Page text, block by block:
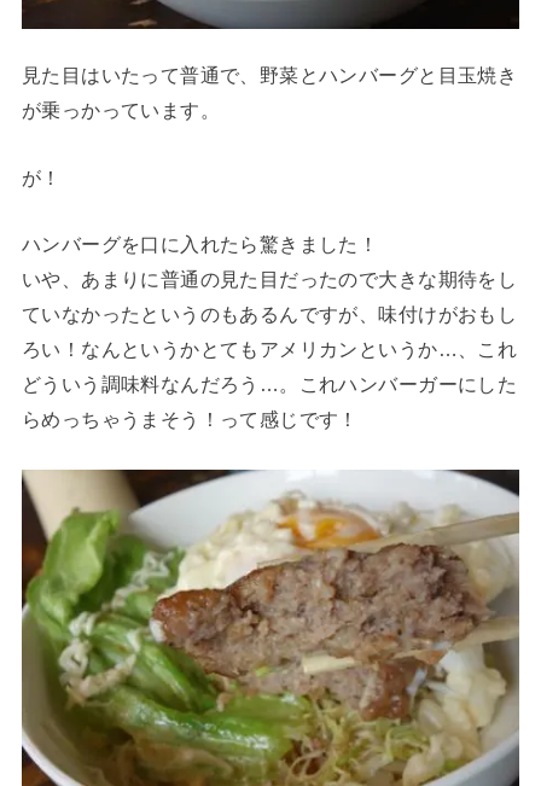
見た目はいたって普通で、野菜とハンバーグと目玉焼き
が乗っかっています。
が！
ハンバーグを口に入れたら驚きました！
いや、あまりに普通の見た目だったので大きな期待をし
ていなかったというのもあるんですが、味付けがおもし
ろい！なんというかとてもアメリカンというか…、これ
どういう調味料なんだろう…。これハンバーガーにした
らめっちゃうまそう！って感じです！